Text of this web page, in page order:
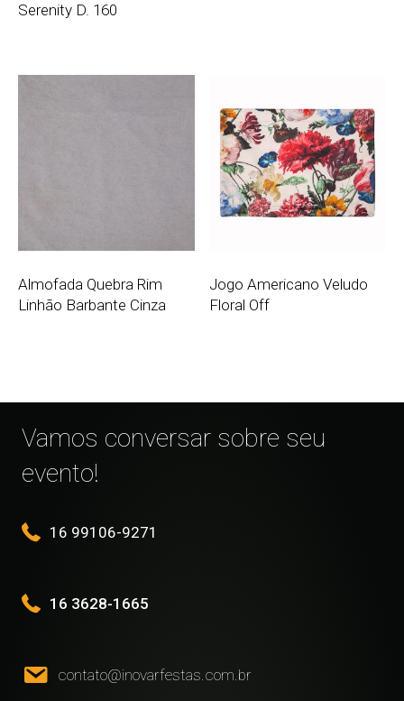
Serenity D. 160
Almofada Quebra Rim
Linhão Barbante Cinza
Jogo Americano Veludo
Floral Off
Vamos conversar sobre seu
evento!
16 99106-9271
16 3628-1665
contato@inovarfestas.com.br